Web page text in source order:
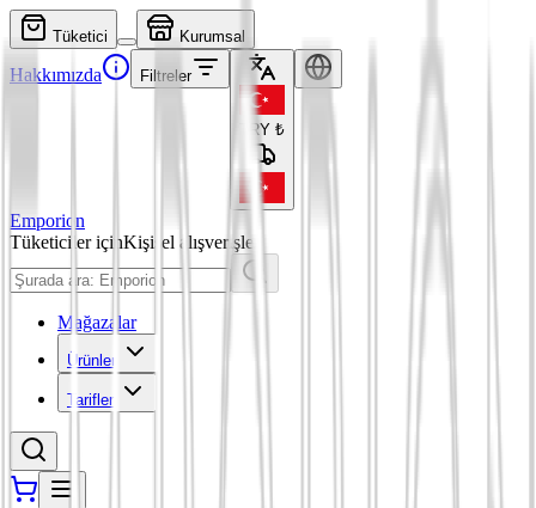
Tüketici Kurumsal
Hakkımızda Filtreler
TRY ₺
Emporion
Tüketiciler içinKişisel alışverişler
Mağazalar
Ürünler
Tarifler